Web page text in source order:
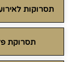
תסרוקות
תסרוקת